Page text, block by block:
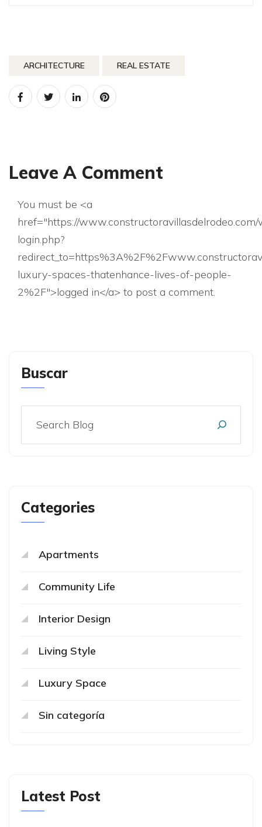
ARCHITECTURE REAL ESTATE
Leave A Comment
You must be <a
href="https://
login.php?
luxury-spaces-thatenhance-lives-of-people-
2%2F">logged in</a> to post a comment.
Buscar
Categories
Apartments
Community Life
Interior Design
Living Style
Luxury Space
Sin categoría
Latest Post